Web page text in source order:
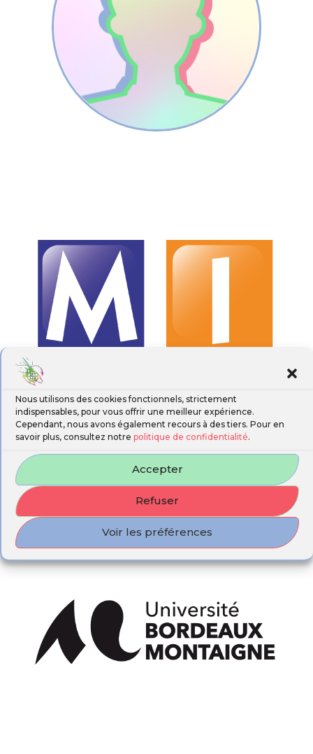
Nous utilisons des cookies fonctionnels, strictement
indispensables, pour vous offrir une meilleur expérience.
Cependant, nous avons également recours à des tiers. Pour en
savoir plus, consultez notre politique de confidentialité.
Accepter
Refuser
Voir les préférences